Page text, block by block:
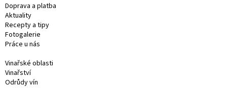
Doprava a platba
Aktuality
Recepty a tipy
Fotogalerie
Práce u nás
Vinařské oblasti
Vinařství
Odrůdy vín